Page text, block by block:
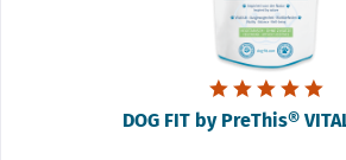
DOG FIT by PreThis®